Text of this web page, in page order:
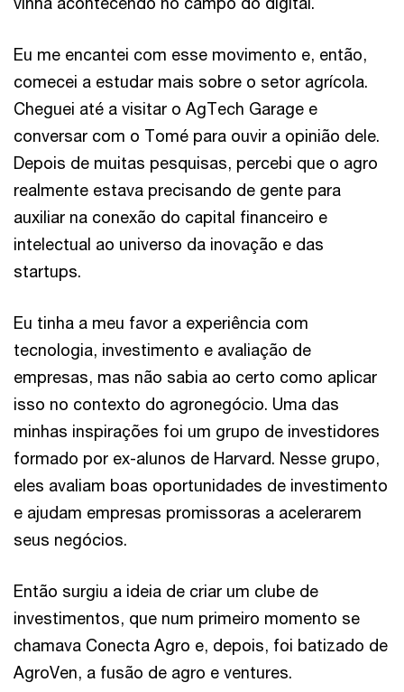
Eu me encantei com esse movimento e, então,
comecei a estudar mais sobre o setor agrícola.
Cheguei até a visitar o AgTech Garage e
conversar com o Tomé para ouvir a opinião dele.
Depois de muitas pesquisas, percebi que o agro
realmente estava precisando de gente para
auxiliar na conexão do capital financeiro e
intelectual ao universo da inovação e das
startups.
Eu tinha a meu favor a experiência com
tecnologia, investimento e avaliação de
empresas, mas não sabia ao certo como aplicar
isso no contexto do agronegócio. Uma das
minhas inspirações foi um grupo de investidores
formado por ex-alunos de Harvard. Nesse grupo,
eles avaliam boas oportunidades de investimento
e ajudam empresas promissoras a acelerarem
seus negócios.
Então surgiu a ideia de criar um clube de
investimentos, que num primeiro momento se
chamava Conecta Agro e, depois, foi batizado de
AgroVen, a fusão de agro e ventures.